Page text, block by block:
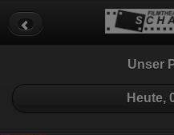
Unser
Heute,
Datenschutz